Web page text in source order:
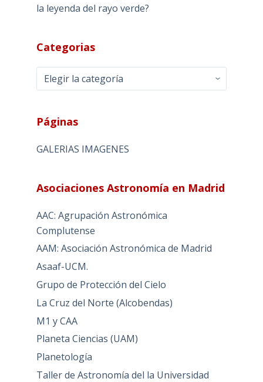
la leyenda del rayo verde?
Categorias
Categorias
Páginas
GALERIAS IMAGENES
Asociaciones Astronomía en Madrid
AAC: Agrupación Astronómica
Complutense
AAM: Asociación Astronómica de Madrid
Asaaf-UCM.
Grupo de Protección del Cielo
La Cruz del Norte (Alcobendas)
M1 y CAA
Planeta Ciencias (UAM)
Planetología
Taller de Astronomía del la Universidad